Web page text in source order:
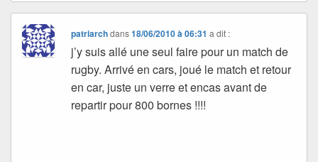
patriarchdans18/06/2010 à 06:31 a dit :
j’y suis allé une seul faire pour un match de
rugby. Arrivé en cars, joué le match et retour
en car, juste un verre et encas avant de
repartir pour 800 bornes !!!!